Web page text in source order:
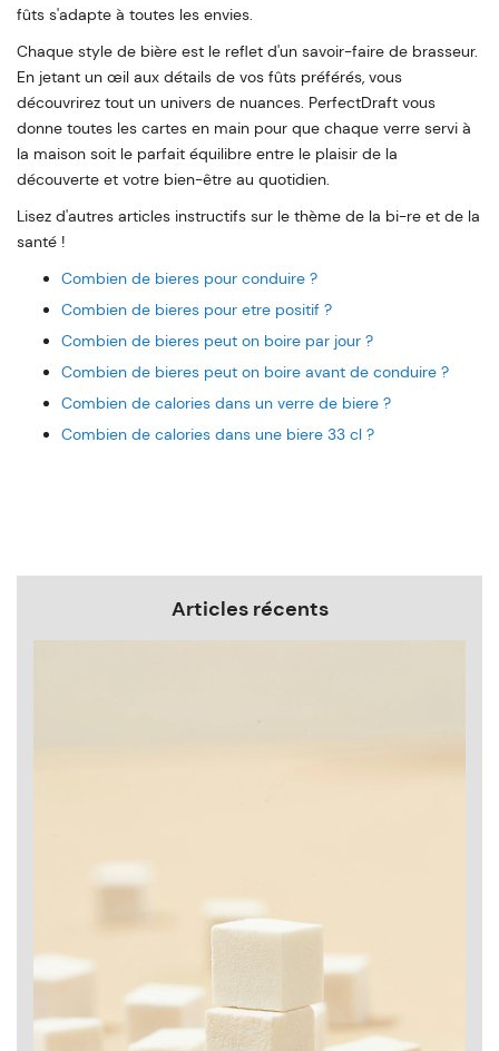
fûts s'adapte à toutes les envies.
Chaque style de bière est le reflet d'un savoir-faire de brasseur.
En jetant un œil aux détails de vos fûts préférés, vous
découvrirez tout un univers de nuances. PerfectDraft vous
donne toutes les cartes en main pour que chaque verre servi à
la maison soit le parfait équilibre entre le plaisir de la
découverte et votre bien-être au quotidien.
Lisez d'autres articles instructifs sur le thème de la bi-re et de la
santé !
Combien de bieres pour conduire ?
Combien de bieres pour etre positif ?
Combien de bieres peut on boire par jour ?
Combien de bieres peut on boire avant de conduire ?
Combien de calories dans un verre de biere ?
Combien de calories dans une biere 33 cl ?
Articles récents